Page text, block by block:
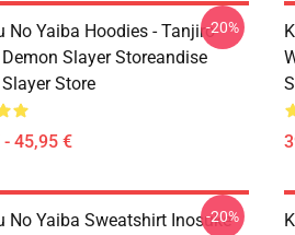
No Yaiba Hoodies - Tanjiro
Slayer Storeandise
Store
45,95 €
-20%
No Yaiba Sweatshirt Inosuke
-20%